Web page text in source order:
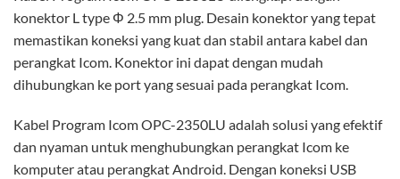
konektor L type Φ 2.5 mm plug. Desain konektor yang tepat
memastikan koneksi yang kuat dan stabil antara kabel dan
perangkat Icom. Konektor ini dapat dengan mudah
dihubungkan ke port yang sesuai pada perangkat Icom.
Kabel Program Icom OPC-2350LU adalah solusi yang efektif
dan nyaman untuk menghubungkan perangkat Icom ke
komputer atau perangkat Android. Dengan koneksi USB